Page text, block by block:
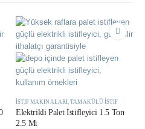
İSTIF MAKINALARI, TAM AKÜLÜ İSTIF
Elektrikli Palet İstifleyici 1.5 Ton
2.5 Mt